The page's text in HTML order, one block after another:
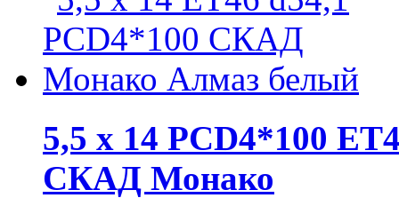
5,5 x 14 PCD4*100
СКАД Монако